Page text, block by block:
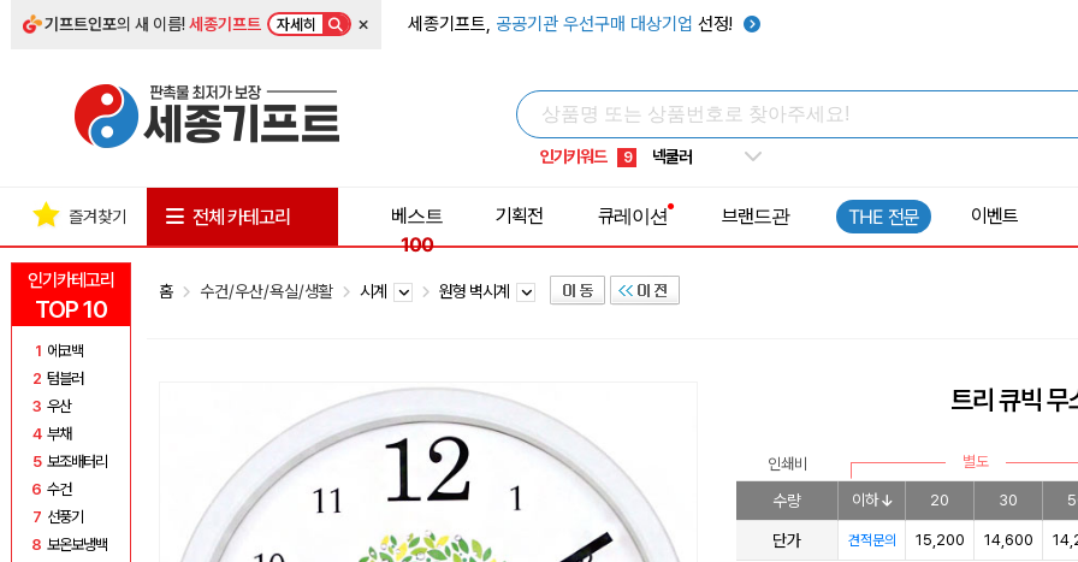
기프트인포의 새 이름!세종기프트 자세히 × 세종기프트, 공공기관 우선구매 대상기업 선정!
인기키워드
5 키캡
8 쿨토시
9 넥쿨러
1 선풍기
인기카테고리
TOP 10
1 에코백
2 텀블러
3 우산
4 부채
5 보조배터리
6 수건
7 선풍기
8 보온보냉백
즐겨찾기 전체 카테고리
베스트
100
기획전 큐레이션 브랜드관 THE 전문 이벤트
홈 수건/우산/욕실/생활 시계 원형 벽시계
트리 큐빅
인쇄비 별도
수량 이하 20 30
단가 견적문의 15,200 14,600